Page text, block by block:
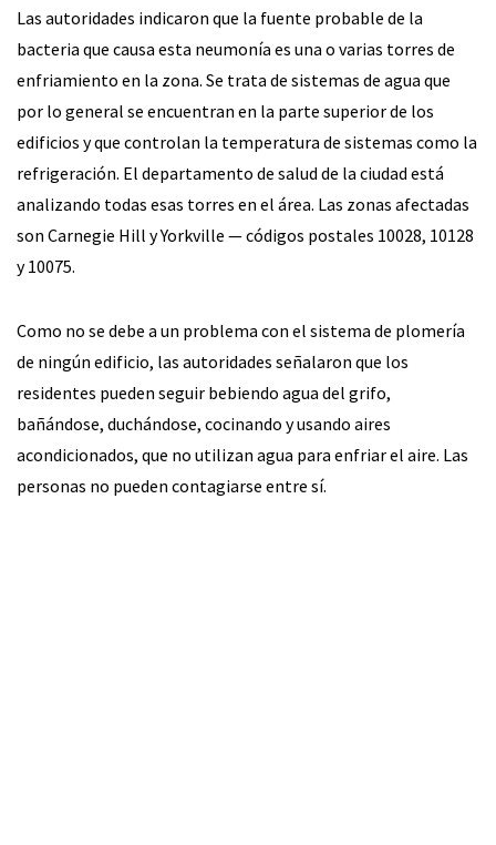
Las autoridades indicaron que la fuente probable de la
bacteria que causa esta neumonía es una o varias torres de
enfriamiento en la zona. Se trata de sistemas de agua que
por lo general se encuentran en la parte superior de los
edificios y que controlan la temperatura de sistemas como la
refrigeración. El departamento de salud de la ciudad está
analizando todas esas torres en el área. Las zonas afectadas
son Carnegie Hill y Yorkville — códigos postales 10028, 10128
y 10075.
Como no se debe a un problema con el sistema de plomería
de ningún edificio, las autoridades señalaron que los
residentes pueden seguir bebiendo agua del grifo,
bañándose, duchándose, cocinando y usando aires
acondicionados, que no utilizan agua para enfriar el aire. Las
personas no pueden contagiarse entre sí.